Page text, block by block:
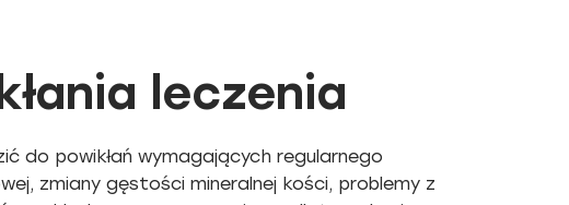
leczenia
do powikłań wymagających regularnego
zmiany gęstości mineralnej kości, problemy z